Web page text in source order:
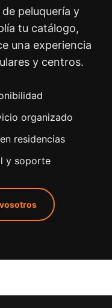
peluquería y
tu catálogo,
una experiencia
y centros.
organizado
residencias
y soporte